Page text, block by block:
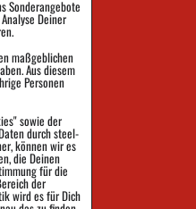
Sonderangebote
Deiner
maßgeblichen
Aus diesem
Personen
sowie der
durch steel-
können wir es
die Deinen
für die
der
wird es für Dich